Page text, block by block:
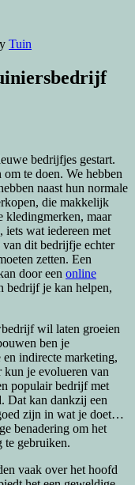
Tuin
bedrijfjes gestart.
te doen. We hebben
naast hun normale
die makkelijk
kledingmerken, maar
iets wat iedereen met
dit bedrijfje echter
zetten. Een
door een online
bedrijf je kan helpen,
wil laten groeien
ben je
indirecte marketing,
je evolueren van
populair bedrijf met
Dat kan dankzij een
zijn in wat je doet…
benadering om het
te gebruiken.
vaak over het hoofd